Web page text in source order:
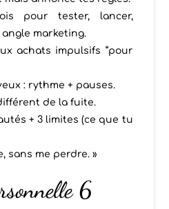
pour tester, lancer,
marketing.
achats impulsifs “pour
: rythme + pauses.
de la fuite.
+ 3 limites (ce que tu
sans me perdre. »
6